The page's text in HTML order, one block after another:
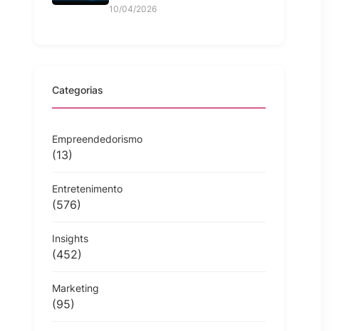
10/04/2026
Categorias
Empreendedorismo
(13)
Entretenimento
(576)
Insights
(452)
Marketing
(95)